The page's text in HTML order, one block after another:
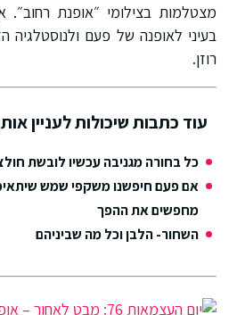
מצטלמות בצילומי ״אופנת
בעיני לאופנה של פעם ולנוסטלגיה
רוזן.
עוד כתבות שיכולות לעניין
כל בחורה מגניבה עכשיו לובשת
אם פעם חיפשנו משקפי שמש
מחפשים את ההפך
השחור- הלבן וכל מה שביניהם